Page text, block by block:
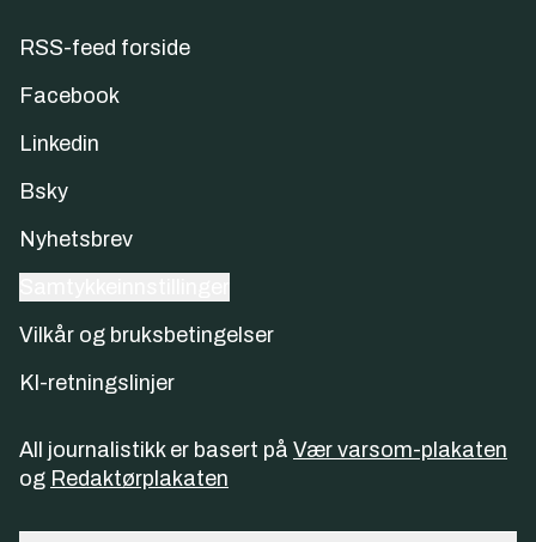
RSS-feed forside
Facebook
Linkedin
Bsky
Nyhetsbrev
Vilkår og bruksbetingelser
KI-retningslinjer
All journalistikk er basert på Vær varsom-plakaten
og Redaktørplakaten